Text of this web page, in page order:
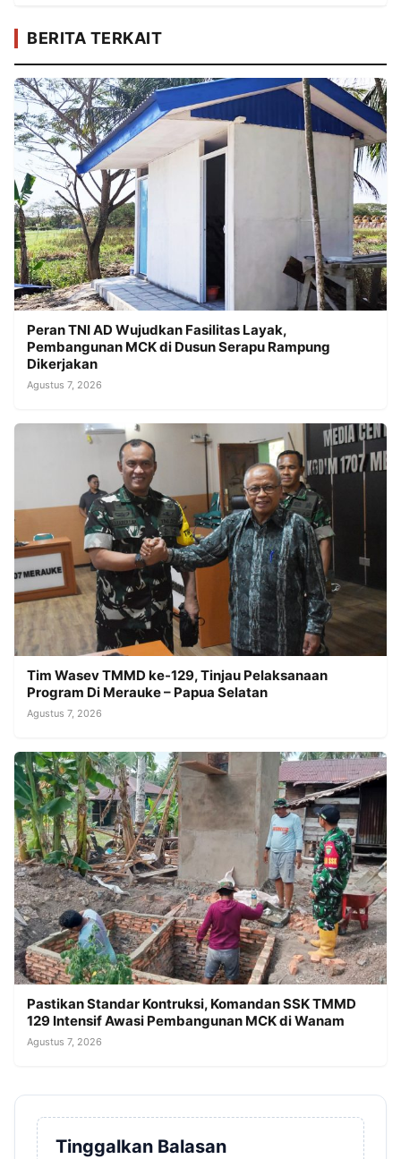
BERITA TERKAIT
Peran TNI AD Wujudkan Fasilitas Layak,
Pembangunan MCK di Dusun Serapu Rampung
Dikerjakan
Agustus 7, 2026
Tim Wasev TMMD ke-129, Tinjau Pelaksanaan
Program Di Merauke – Papua Selatan
Agustus 7, 2026
Pastikan Standar Kontruksi, Komandan SSK TMMD
129 Intensif Awasi Pembangunan MCK di Wanam
Agustus 7, 2026
Tinggalkan Balasan